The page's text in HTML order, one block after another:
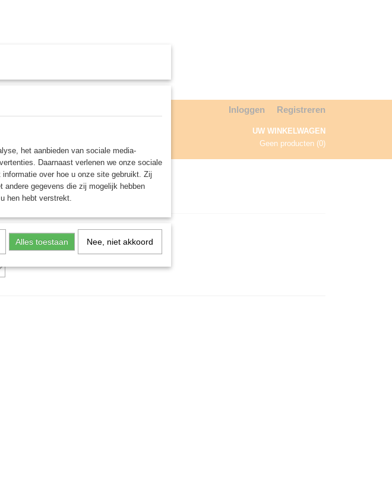
Inloggen Registreren
UW WINKELWAGEN
Geen producten (0)
PLAYING GAMES AGENDA
het aanbieden van sociale media-
Daarnaast verlenen we onze sociale
over hoe u onze site gebruikt. Zij
andere gegevens die zij mogelijk hebben
hen hebt verstrekt.
Alles toestaan Nee, niet akkoord